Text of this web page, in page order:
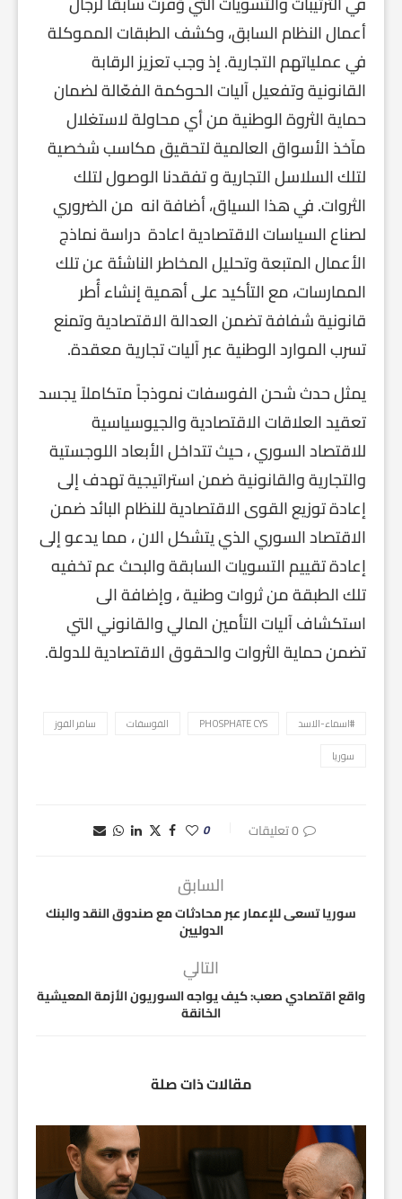
أعمال النظام السابق، وكشف الطبقات المموكلة
في عملياتهم التجارية. إذ وجب تعزيز الرقابة
القانونية وتفعيل آليات الحوكمة الفعّالة لضمان
حماية الثروة الوطنية من أي محاولة لاستغلال
مآخذ الأسواق العالمية لتحقيق مكاسب شخصية
لتلك السلاسل التجارية و تفقدنا الوصول لتلك
الثروات. في هذا السياق، أضافة انه من الضروري
لصناع السياسات الاقتصادية اعادة دراسة نماذج
الأعمال المتبعة وتحليل المخاطر الناشئة عن تلك
الممارسات، مع التأكيد على أهمية إنشاء أُطر
قانونية شفافة تضمن العدالة الاقتصادية وتمنع
تسرب الموارد الوطنية عبر آليات تجارية معقدة.
يمثل حدث شحن الفوسفات نموذجاً متكاملاً يجسد
تعقيد العلاقات الاقتصادية والجيوسياسية
للاقتصاد السوري ، حيث تتداخل الأبعاد اللوجستية
والتجارية والقانونية ضمن استراتيجية تهدف إلى
إعادة توزيع القوى الاقتصادية للنظام البائد ضمن
الاقتصاد السوري الذي يتشكل الان ، مما يدعو إلى
إعادة تقييم التسويات السابقة والبحث عم تخفيه
تلك الطبقة من ثروات وطنية ، وإضافة الى
استكشاف آليات التأمين المالي والقانوني التي
تضمن حماية الثروات والحقوق الاقتصادية للدولة.
#اسماء-الاسد PHOSPHATE CYS الفوسفات
سامر الفوز
سوريا
0 تعليقات 0
السابق
سوريا تسعى للإعمار عبر محادثات مع صندوق النقد والبنك
الدوليين
التالي
واقع اقتصادي صعب: كيف يواجه السوريون الأزمة المعيشية
الخانقة
مقالات ذات صلة